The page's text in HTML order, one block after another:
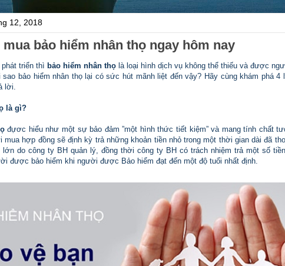
12, 2018
bảo hiểm nhân thọ ngay hôm nay
triển thì bảo hiểm nhân thọ là loại hình dịch vụ không thể thiếu và được
bảo hiểm nhân thọ lại có sức hút mãnh liệt đến vậy? Hãy cùng khám phá 4
lời.
là gì?
đựơc hiểu như một sự bảo đảm ”một hình thức tiết kiệm” và mang tính chất
mua hợp đồng sẽ định kỳ trả những khoản tiền nhỏ trong một thời gian dài đã
do công ty BH quản lý, đồng thời công ty BH có trách nhiệm trả một số
được bảo hiểm khi người được Bảo hiểm đạt đến một độ tuổi nhất định.